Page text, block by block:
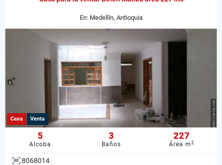
En: Medellín, Antioquia
Casa Venta
5
Alcoba
3
Baños
227
Área m2
8068014